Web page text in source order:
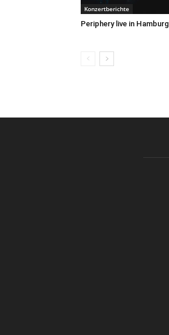
Konzertberichte
Periphery live in Hamburg